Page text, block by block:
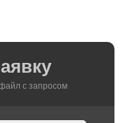
c запросом